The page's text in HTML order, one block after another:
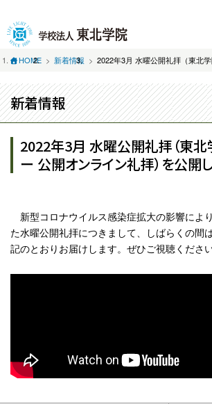
HOME 新着情報 2022年3月 水曜公開礼拝（東北
新着情報
2022年3月 水曜公開礼拝（東
ー 公開オンライン礼拝）を公開
新型コロナウイルス感染症拡大の影響によ
た水曜公開礼拝につきまして、しばらくの間
記のとおりお届けします。ぜひご視聴ください